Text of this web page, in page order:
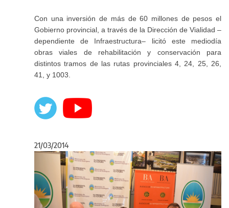
Con una inversión de más de 60 millones de pesos el
Gobierno provincial, a través de la Dirección de Vialidad –
dependiente de Infraestructura– licitó este mediodía
obras viales de rehabilitación y conservación para
distintos tramos de las rutas provinciales 4, 24, 25, 26,
41, y 1003.
21/03/2014
Anterior